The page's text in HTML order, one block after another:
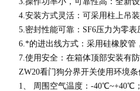
4.安装方式灵活：可采用柱上吊
5.密封性能可靠：SF6压力为零
6.*的进出线方式：采用硅橡胶管
7.使用安全：在箱体顶部安装有
ZW20看门狗分界开关使用环境条
1、 周围空气温度：-40℃~+40℃